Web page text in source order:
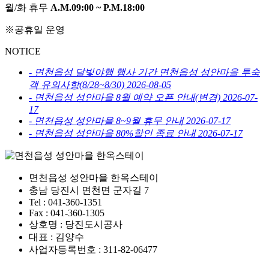
월/화 휴무 A.M.09:00 ~ P.M.18:00
※공휴일 운영
NOTICE
- 면천읍성 달빛야행 행사 기간 면천읍성 성안마을 투숙
객 유의사항(8/28~8/30) 2026-08-05
- 면천읍성 성안마을 8월 예약 오픈 안내(변경) 2026-07-
17
- 면천읍성 성안마을 8~9월 휴무 안내2026-07-17
- 면천읍성 성안마을 80%할인 종료 안내2026-07-17
면천읍성 성안마을 한옥스테이
충남 당진시 면천면 군자길 7
Tel : 041-360-1351
Fax : 041-360-1305
상호명 : 당진도시공사
대표 : 김양수
사업자등록번호 : 311-82-06477